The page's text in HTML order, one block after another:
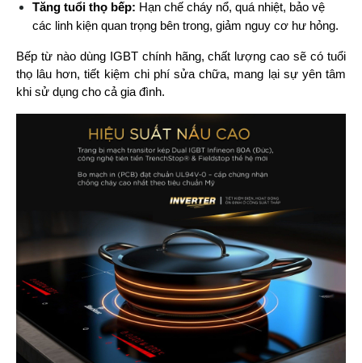
Tăng tuổi thọ bếp: Hạn chế cháy nổ, quá nhiệt, bảo vệ
các linh kiện quan trọng bên trong, giảm nguy cơ hư hỏng.
Bếp từ nào dùng IGBT chính hãng, chất lượng cao sẽ có tuổi
thọ lâu hơn, tiết kiệm chi phí sửa chữa, mang lại sự yên tâm
khi sử dụng cho cả gia đình.